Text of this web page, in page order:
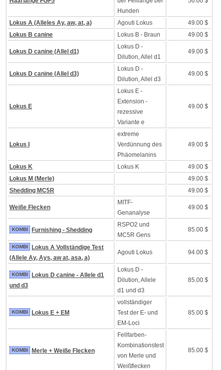
Hunden
Lokus A (Alleles Ay, aw, at, a) Agouti Lokus
49.00 $
Lokus B canine
Lokus B - Braun 49.00 $
Lokus D canine (Allel d1)
Lokus D -
Dilution, Allel d1
49.00 $
Lokus D canine (Allel d3)
Lokus D -
Dilution, Allel d3
49.00 $
Lokus E
Lokus E -
Extension -
rezessive
Variante e
49.00 $
Lokus I
extreme
Verdünnung des
Phäomelanins
49.00 $
Lokus K Lokus K
49.00 $
Lokus M (Merle)
49.00 $
Shedding MC5R
49.00 $
Weiße Flecken
MITF-
Genanalyse
49.00 $
KOMBI Furnishing - Shedding
RSPO2 und
MC5R Gens
85.00 $
KOMBI
Lokus A Vollständige Test
(Allele Ay, Ays, aw at, asa, a)
Agouti Lokus 94.00 $
KOMBI
Lokus D canine - Allele d1
und d3
Lokus D -
Dilution, Allele
d1 und d3
85.00 $
KOMBI Lokus E + EM
vollständiger
Test der E- und
EM-Loci
85.00 $
KOMBI Merle + Weiße Flecken
Fellfarben-
Kombinationstest
von Merle und
Weißflecken
85.00 $